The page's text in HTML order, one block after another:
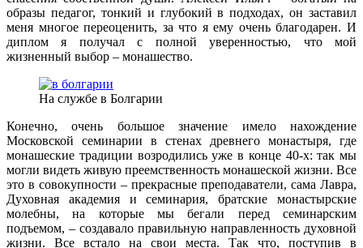
образы педагог, тонкий и глубокий в подходах, он заставил
меня многое переоценить, за что я ему очень благодарен. И
диплом я получал с полной уверенностью, что мой
жизненный выбор – монашество.
На службе в Болгарии
Конечно, очень большое значение имело нахождение
Московской семинарии в стенах древнего монастыря, где
монашеские традиции возродились уже в конце 40-х: так мы
могли видеть живую преемственность монашеской жизни. Все
это в совокупности – прекрасные преподаватели, сама Лавра,
Духовная академия и семинария, братские монастырские
молебны, на которые мы бегали перед семинарским
подъемом, – создавало правильную направленность духовной
жизни. Все встало на свои места. Так что, поступив в